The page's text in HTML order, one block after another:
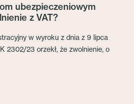
ubezpieczeniowym
z VAT?
w wyroku z dnia z 9 lipca
2302/23 orzekł, że zwolnienie, o